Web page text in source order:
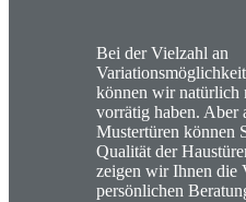
Bei der Vielzahl an
können wir natürlich
vorrätig haben. Aber
Mustertüren können
Qualität der
zeigen wir Ihnen die
persönlichen